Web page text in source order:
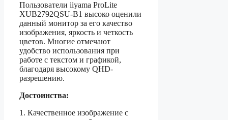
Пользователи iiyama ProLite
XUB2792QSU-B1 высоко оценили
данный монитор за его качество
изображения, яркость и четкость
цветов. Многие отмечают
удобство использования при
работе с текстом и графикой,
благодаря высокому QHD-
разрешению.
Достоинства:
1. Качественное изображение с